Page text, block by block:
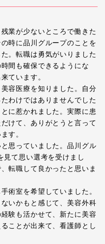
業が少ないところで働きた
時に品川グループのことを
。転職は勇気がいりました
間も確保できるようにな
ています。
容医療を知りました。自分
わけではありませんでした
に惹かれました。実際に患
けて、ありがとうと言って
す。
思っていました。品川グル
見て思い選考を受けまし
転職して良かったと思いま
術室を希望していました。
いかもと感じて、美容外科
験も活かせて、新たに美容
ことが出来て、看護師とし